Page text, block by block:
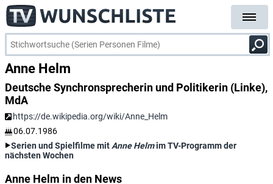
Anne Helm
Deutsche Synchronsprecherin und Politikerin (Linke),
MdA
https://de.wikipedia.org/wiki/Anne_Helm
06.07.1986
Serien und Spielfilme mit Anne Helmim TV-Programm der
nächsten Wochen
Anne Helm in den News